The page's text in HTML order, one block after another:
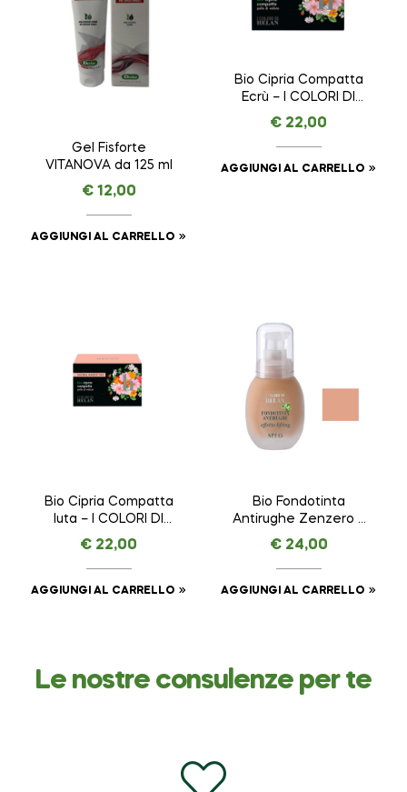
Gel Fisforte
VITANOVA da 125 ml
€12,00
AGGIUNGI AL CARRELLO
Bio Cipria Compatta
Ecrù – I COLORI DI
HELAN – VISO da 8,5
€ 22,00
AGGIUNGI AL CARRELLO
Bio Cipria Compatta
Iuta – I COLORI DI
HELAN – VISO da 8,5
g
€ 22,00
AGGIUNGI AL CARRELLO
Bio Fondotinta
Antirughe Zenzero –
I COLORI DI HELAN –
VISO da 30 ml
€24,00
AGGIUNGI AL CARRELLO
Le nostre consulenze per te